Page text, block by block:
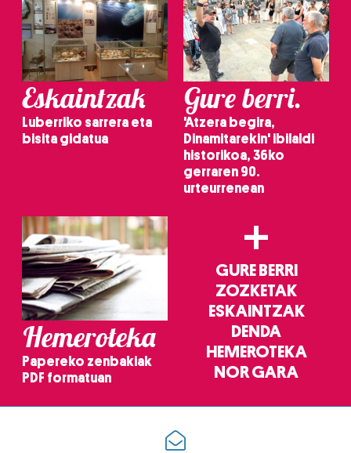
Eskaintzak
Luberriko sarrera eta
bisita gidatua
Gure berri.
'Atzera begira,
Dinamitarekin' ibilaldi
historikoa, 36ko
gerraren 90.
urteurrenean
Hemeroteka
Papereko zenbakiak
PDF formatuan
+
GURE BERRI
ZOZKETAK
ESKAINTZAK
DENDA
HEMEROTEKA
NOR GARA